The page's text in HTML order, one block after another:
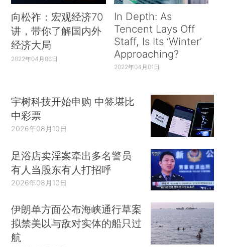
向松祚：宏观经济70
讲，带你了解国内外
经济大局
2022年04月06日
In Depth: As
Tencent Lays Off
Staff, Is Its ‘Winter’
Approaching?
2022年04月01日
宇树科技开始申购 中签堪比
中彩票
2026年08月10日
足浴店卖淫案牵出多名警员
有人当股东有人打招呼
2026年08月10日
伊朗单方面公布海峡通行草案
拟禁美以与敌对实体的船只过
航